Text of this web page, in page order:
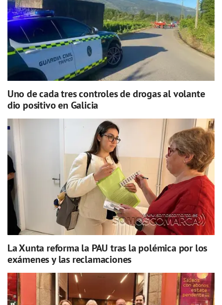
Uno de cada tres controles de drogas al volante
dio positivo en Galicia
La Xunta reforma la PAU tras la polémica por los
exámenes y las reclamaciones